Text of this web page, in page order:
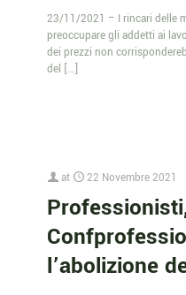
23/11/2021 – I rincari delle
preoccupare gli addetti ai
dei prezzi non
del […]
at 22 Novembre 2021
l’abolizione